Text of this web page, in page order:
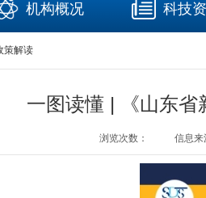
机构概况 科技
策解读
一图读懂 | 《山东
浏览次数： 信息来